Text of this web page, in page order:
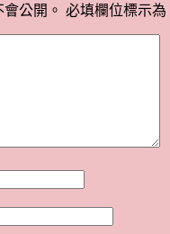
公開。 必填欄位標示為